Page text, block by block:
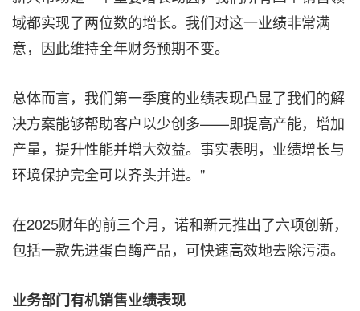
域都实现了两位数的增长。我们对这一业绩非常满
意，因此维持全年财务预期不变。
总体而言，我们第一季度的业绩表现凸显了我们的解
决方案能够帮助客户以少创多——即提高产能，增加
产量，提升性能并增大效益。事实表明，业绩增长与
环境保护完全可以齐头并进。"
在2025财年的前三个月，诺和新元推出了六项创新，
包括一款先进蛋白酶产品，可快速高效地去除污渍。
业务部门有机销售业绩表现